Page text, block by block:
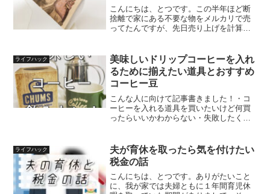
こんにちは、とつです。この半年ほど断
捨離で家にある不要な物をメルカリで売
ってたんですが、先日売り上げを計算し
験を元に一円でも高く売るTipsを3つ紹介
したいと思います...
ライフハック
美味しいドリップコーヒーを入れ
るために揃えたい道具とおすすめ
コーヒー豆
こんな人に向けて記事書きました！・コ
ーヒーを入れる道具を買いたいけど何買
ったらいいかわからない・失敗したくな
中で心を緩める時間ありますか？僕はコ
ーヒーを自分で入れて飲...
ライフハック
夫が育休を取ったら気を付けたい
税金の話
こんにちは、とつです。ありがたいこと
に、我が家では夫婦ともに１年間育児休